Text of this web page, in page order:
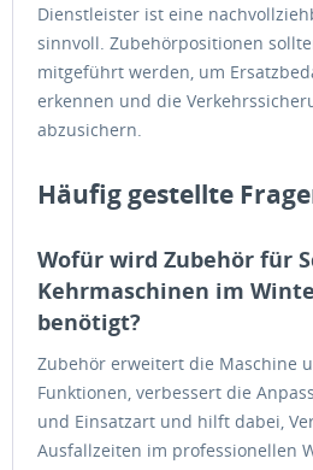
Dienstleister ist eine
sinnvoll. Zubehörpositionen
mitgeführt werden, um
erkennen und die
abzusichern.
Häufig gestellte
Wofür wird Zubehör für
Kehrmaschinen im
benötigt?
Zubehör erweitert die Maschine
Funktionen, verbessert die
und Einsatzart und hilft dabei,
Ausfallzeiten im professionellen